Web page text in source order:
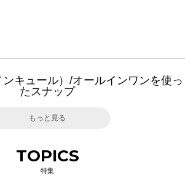
キュール）/オールインワンを使っ
たスナップ
もっと見る
TOPICS
特集